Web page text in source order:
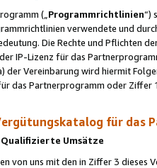
(„Programmrichtlinien“)
verwendete und
Die Rechte und Pflichten
IP-Lizenz für das
der Vereinbarung wird hiermit
das Partnerprogramm oder
für das
Umsätze
von uns mit den in Ziffer 3